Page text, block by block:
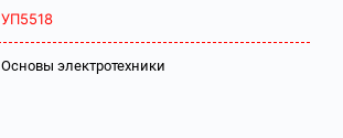
УП5518
Основы электротехники